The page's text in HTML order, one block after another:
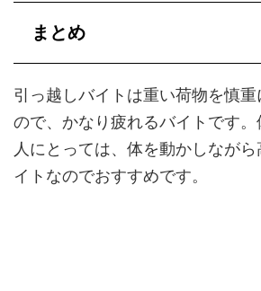
まとめ
引っ越しバイトは重い荷物を慎
ので、かなり疲れるバイトです
人にとっては、体を動かしなが
イトなのでおすすめです。